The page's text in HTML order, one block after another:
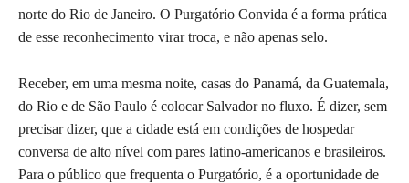
norte do Rio de Janeiro. O Purgatório Convida é a forma prática
de esse reconhecimento virar troca, e não apenas selo.
Receber, em uma mesma noite, casas do Panamá, da Guatemala,
do Rio e de São Paulo é colocar Salvador no fluxo. É dizer, sem
precisar dizer, que a cidade está em condições de hospedar
conversa de alto nível com pares latino-americanos e brasileiros.
Para o público que frequenta o Purgatório, é a oportunidade de